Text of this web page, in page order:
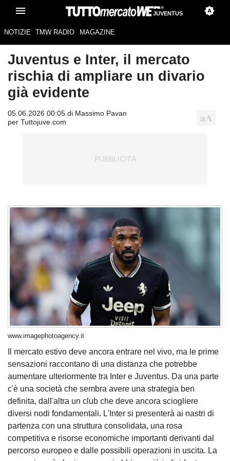
JUVENTUS
NOTIZIE TMW RADIO MAGAZINE
Juventus e Inter, il mercato
rischia di ampliare un divario
già evidente
05.06.2026 00:05 di Massimo Pavan
per Tuttojuve.com
www.imagephotoagency.it
Il mercato estivo deve ancora entrare nel vivo, ma le prime
sensazioni raccontano di una distanza che potrebbe
aumentare ulteriormente tra Inter e Juventus. Da una parte
c'è una società che sembra avere una strategia ben
definita, dall'altra un club che deve ancora sciogliere
diversi nodi fondamentali. L'Inter si presenterà ai nastri di
partenza con una struttura consolidata, una rosa
competitiva e risorse economiche importanti derivanti dal
percorso europeo e dalle possibili operazioni in uscita. La